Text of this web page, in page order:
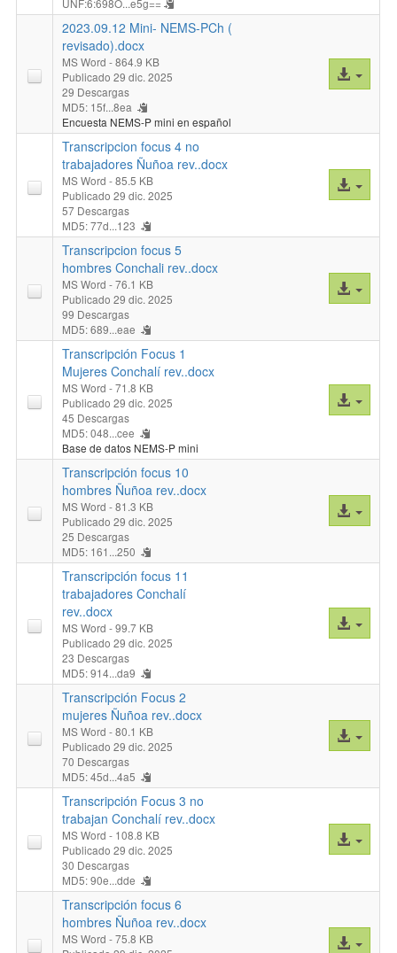
Base
NEMSPCH
2023.09.12 Mini- NEMS-PCh (
revisado).docx
MS Word - 864.9 KB
Publicado 29 dic. 2025
29 Descargas
MD5: 15f...8ea
Encuesta NEMS-P mini en español
Acceso
al
Transcripcion focus 4 no
trabajadores Ñuñoa rev..docx
MS Word - 85.5 KB
Publicado 29 dic. 2025
57 Descargas
MD5: 77d...123
Acceso
al
Transcripcion focus 5
hombres Conchali rev..docx
MS Word - 76.1 KB
Publicado 29 dic. 2025
99 Descargas
MD5: 689...eae
Acceso
al
Transcripción Focus 1
Mujeres Conchalí rev..docx
MS Word - 71.8 KB
Publicado 29 dic. 2025
45 Descargas
MD5: 048...cee
Base de datos NEMS-P mini
Acceso
al
Transcripción focus 10
hombres Ñuñoa rev..docx
MS Word - 81.3 KB
Publicado 29 dic. 2025
25 Descargas
MD5: 161...250
Acceso
al
Transcripción focus 11
trabajadores Conchalí
rev..docx
MS Word - 99.7 KB
Publicado 29 dic. 2025
23 Descargas
MD5: 914...da9
Acceso
al
Transcripción Focus 2
mujeres Ñuñoa rev..docx
MS Word - 80.1 KB
Publicado 29 dic. 2025
70 Descargas
MD5: 45d...4a5
Acceso
al
Transcripción Focus 3 no
trabajan Conchalí rev..docx
MS Word - 108.8 KB
Publicado 29 dic. 2025
30 Descargas
MD5: 90e...dde
Acceso
al
Transcripción focus 6
hombres Ñuñoa rev..docx
MS Word - 75.8 KB
Acceso